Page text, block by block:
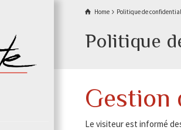
Home Politique de
Politique
Gestion
Le visiteur est informé